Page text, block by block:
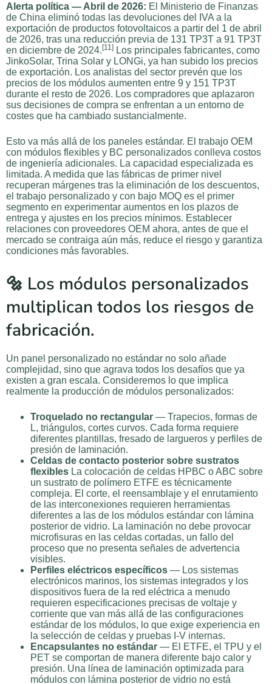
Alerta política — Abril de 2026: El Ministerio de Finanzas
de China eliminó todas las devoluciones del IVA a la
exportación de productos fotovoltaicos a partir del 1 de abril
de 2026, tras una reducción previa de 131 TP3T a 91 TP3T
en diciembre de 2024. [11] Los principales fabricantes, como
JinkoSolar, Trina Solar y LONGi, ya han subido los precios
de exportación. Los analistas del sector prevén que los
precios de los módulos aumenten entre 9 y 151 TP3T
durante el resto de 2026. Los compradores que aplazaron
sus decisiones de compra se enfrentan a un entorno de
costes que ha cambiado sustancialmente.
Esto va más allá de los paneles estándar. El trabajo OEM
con módulos flexibles y BC personalizados conlleva costos
de ingeniería adicionales. La capacidad especializada es
limitada. A medida que las fábricas de primer nivel
recuperan márgenes tras la eliminación de los descuentos,
el trabajo personalizado y con bajo MOQ es el primer
segmento en experimentar aumentos en los plazos de
entrega y ajustes en los precios mínimos. Establecer
relaciones con proveedores OEM ahora, antes de que el
mercado se contraiga aún más, reduce el riesgo y garantiza
condiciones más favorables.
🔩 Los módulos personalizados
multiplican todos los riesgos de
fabricación.
Un panel personalizado no estándar no solo añade
complejidad, sino que agrava todos los desafíos que ya
existen a gran escala. Consideremos lo que implica
realmente la producción de módulos personalizados:
Troquelado no rectangular — Trapecios, formas de
L, triángulos, cortes curvos. Cada forma requiere
diferentes plantillas, fresado de largueros y perfiles de
presión de laminación.
Celdas de contacto posterior sobre sustratos
flexibles La colocación de celdas HPBC o ABC sobre
un sustrato de polímero ETFE es técnicamente
compleja. El corte, el reensamblaje y el enrutamiento
de las interconexiones requieren herramientas
diferentes a las de los módulos estándar con lámina
posterior de vidrio. La laminación no debe provocar
microfisuras en las celdas cortadas, un fallo del
proceso que no presenta señales de advertencia
visibles.
Perfiles eléctricos específicos — Los sistemas
electrónicos marinos, los sistemas integrados y los
dispositivos fuera de la red eléctrica a menudo
requieren especificaciones precisas de voltaje y
corriente que van más allá de las configuraciones
estándar de los módulos, lo que exige experiencia en
la selección de celdas y pruebas I-V internas.
Encapsulantes no estándar — El ETFE, el TPU y el
PET se comportan de manera diferente bajo calor y
presión. Una línea de laminación optimizada para
módulos con lámina posterior de vidrio no está